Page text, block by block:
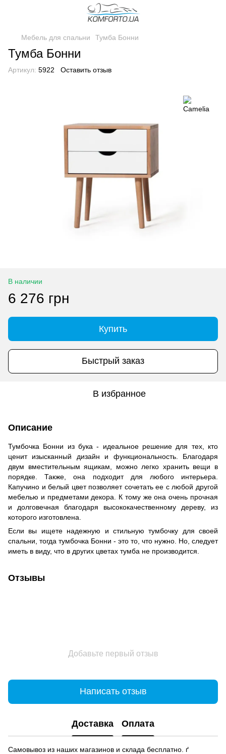
Мебель для спальни Тумба Бонни
Тумба Бонни
Артикул: 5922 Оставить отзыв
В наличии
6 276 грн
Купить
Быстрый заказ
В избранное
Описание
Тумбочка Бонни из бука - идеальное решение для тех, кто
ценит изысканный дизайн и функциональность. Благодаря
двум вместительным ящикам, можно легко хранить вещи в
порядке. Также, она подходит для любого интерьера.
Капучино и белый цвет позволяет сочетать ее с любой другой
мебелью и предметами декора. К тому же она очень прочная
и долговечная благодаря высококачественному дереву, из
которого изготовлена.
Если вы ищете надежную и стильную тумбочку для своей
спальни, тогда тумбочка Бонни - это то, что нужно. Но, следует
иметь в виду, что в других цветах тумба не производится.
Отзывы
Добавьте первый отзыв
Написать отзыв
Доставка Оплата
Самовывоз из наших магазинов и склада бесплатно. ґ